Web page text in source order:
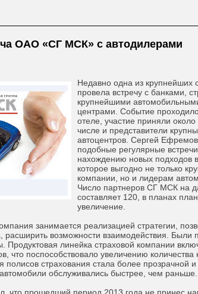
ОАО «СГ МСК» с автодилерами
Недавно одна из крупнейших
провела встречу с банками,
крупнейшими
центрами. Событие
отеле, участие приняли
числе и представители
автоцентров. Сергей
подобные регулярные
нахождению новых подходов в
которое выгодно не только
компании, но и лидерам
Число партнеров СГ МСК на
составляет 120, в планах
увеличение.
занимается реализацией стратегии,
расширить возможности взаимодействия. Были
Продуктовая линейка страховой компании
что поспособствовало увеличению количества
полисов страхования стала более прозрачной и
обслуживались быстрее, чем раньше.